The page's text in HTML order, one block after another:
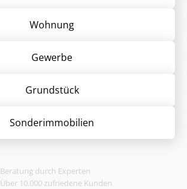
Wohnung
Gewerbe
Grund­stück
Sonder­immobilien
Beratung durch Experten
Über 10.000 zufriedene Kunden